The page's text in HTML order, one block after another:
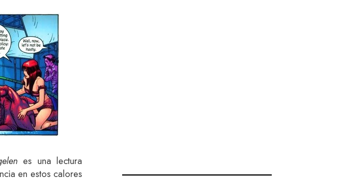
es una lectura
en estos calores